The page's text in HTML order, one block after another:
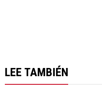
LEE TAMBIÉN